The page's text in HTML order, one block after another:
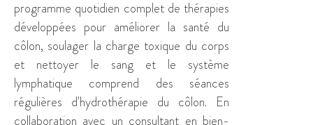
programme quotidien complet de thérapies
développées pour améliorer la santé du
côlon, soulager la charge toxique du corps
et nettoyer le sang et le système
lymphatique comprend des séances
régulières d'hydrothérapie du côlon. En
collaboration avec un consultant en bien-